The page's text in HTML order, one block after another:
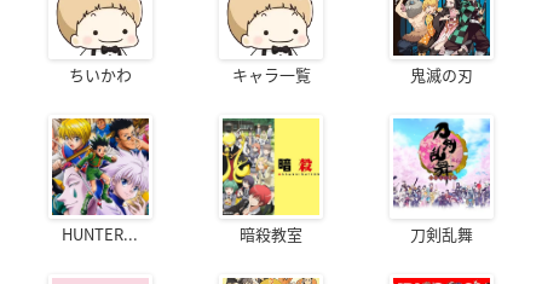
ちいかわ キャラ一覧 鬼滅の刃
HUNTER... 暗殺教室 刀剣乱舞